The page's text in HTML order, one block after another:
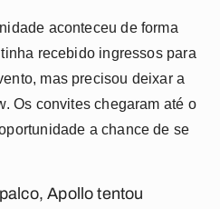
aconteceu de forma
recebido ingressos para
mas precisou deixar a
Os convites chegaram até o
a chance de se
Apollo tentou